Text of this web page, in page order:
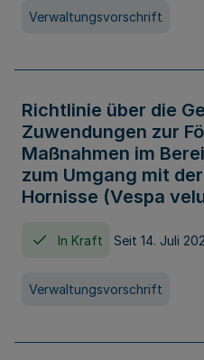
Verwaltungsvorschrift
Richtlinie über die
Zuwendungen zur
Maßnahmen im
zum Umgang mit
Hornisse (Vespa
In Kraft Seit 14. Juli
Verwaltungsvorschrift